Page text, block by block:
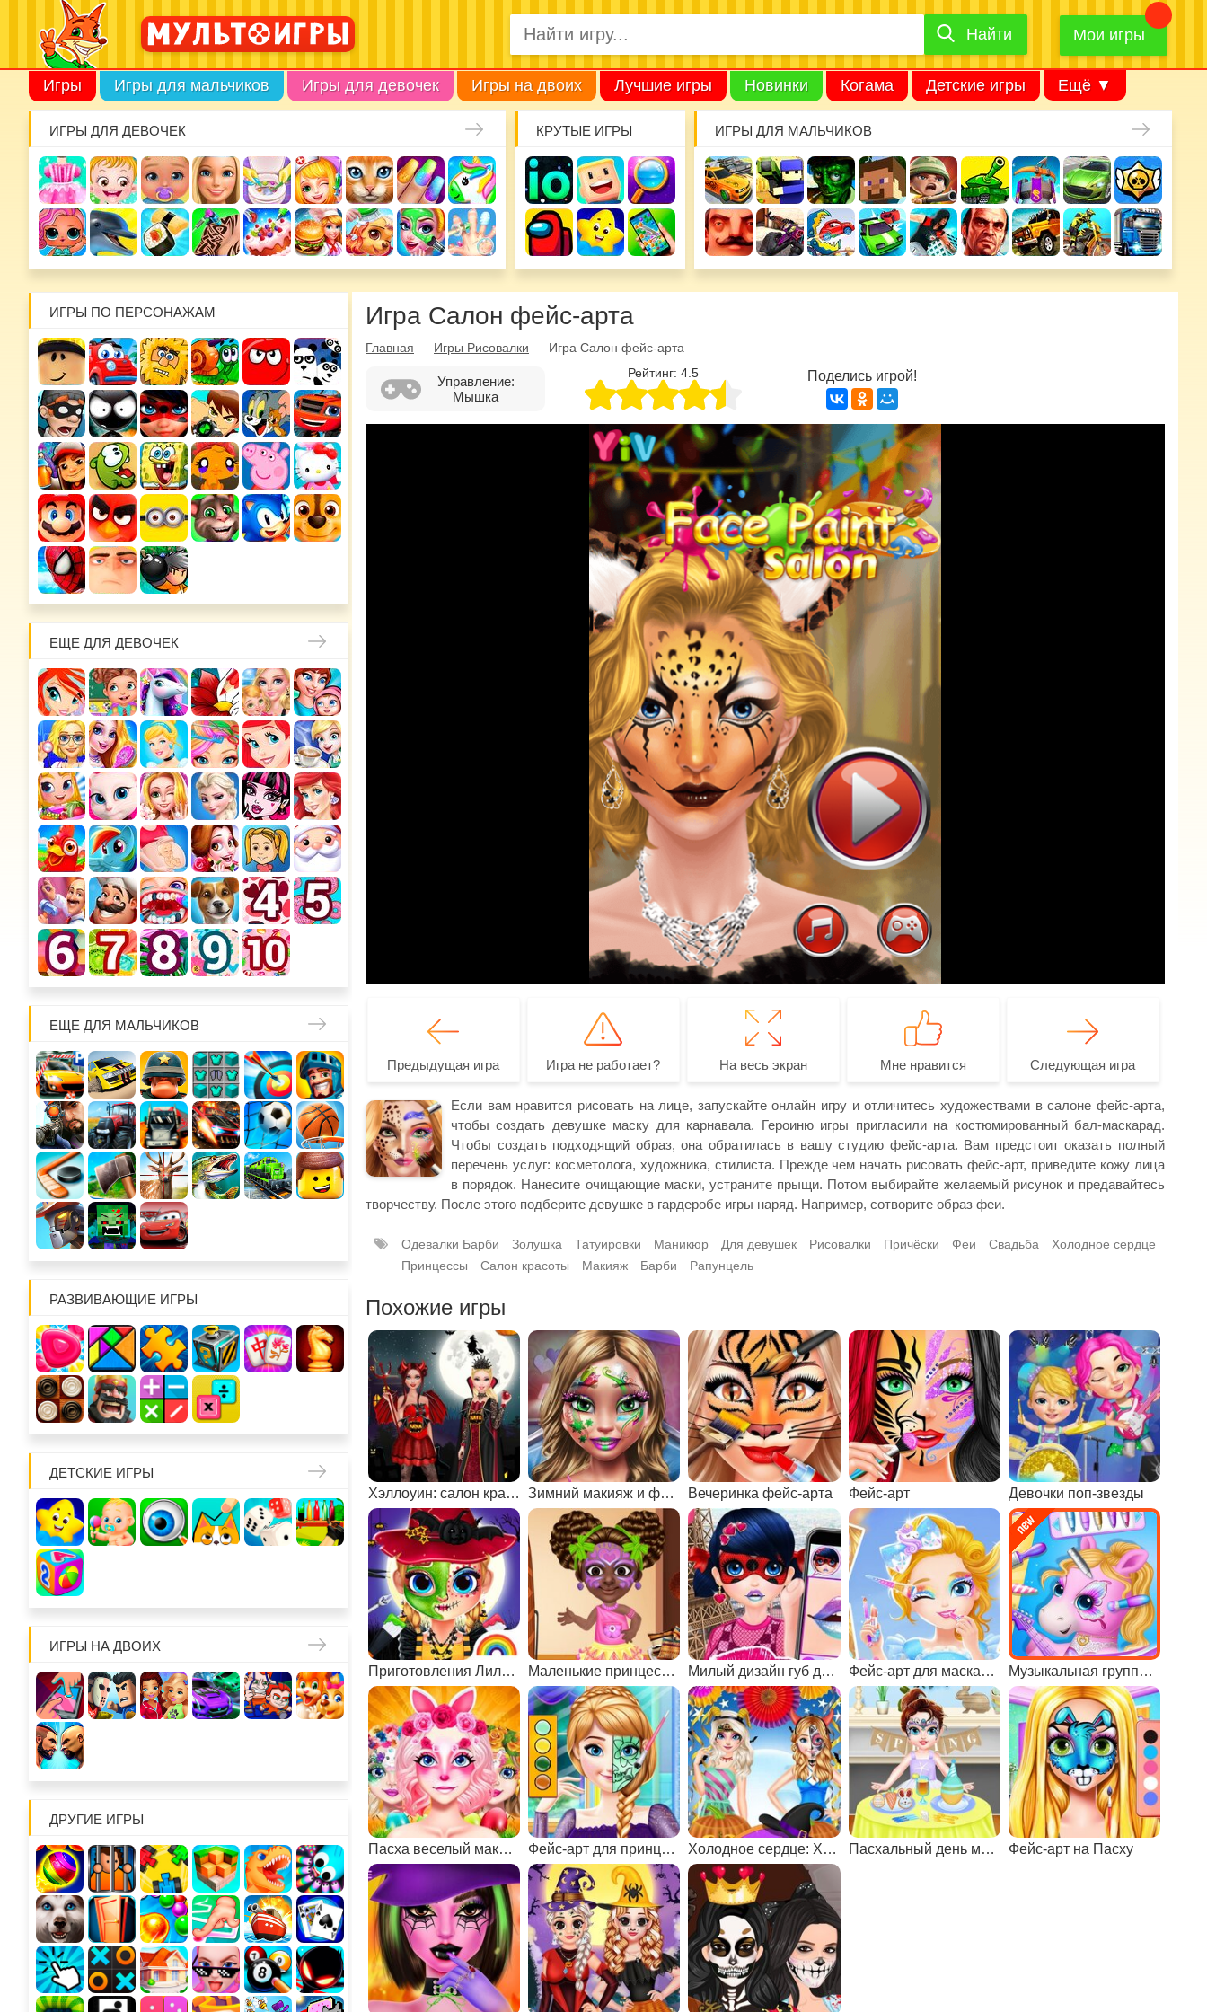
Найти
Найти Мои игры
Игры Игры для мальчиков Игры для девочек Игры на двоих Лучшие игры Новинки Когама Детские игры Ещё ▼
ИГРЫ ДЛЯ ДЕВОЧЕК КРУТЫЕ ИГРЫ ИГРЫ ДЛЯ МАЛЬЧИКОВ
ИГРЫ ПО ПЕРСОНАЖАМ
ЕЩЕ ДЛЯ ДЕВОЧЕК
ЕЩЕ ДЛЯ МАЛЬЧИКОВ
РАЗВИВАЮЩИЕ ИГРЫ
ДЕТСКИЕ ИГРЫ
ИГРЫ НА ДВОИХ
ДРУГИЕ ИГРЫ
Игра Салон фейс-арта
Главная — Игры Рисовалки — Игра Салон фейс-арта
Управление:
Мышка
Рейтинг: 4.5 Поделись игрой!
Предыдущая игра Игра не работает? На весь экран Мне нравится Следующая игра
Если вам нравится рисовать на лице, запускайте онлайн игру и отличитесь художествами в салоне фейс-арта,
чтобы создать девушке маску для карнавала. Героиню игры пригласили на костюмированный бал-маскарад.
Чтобы создать подходящий образ, она обратилась в вашу студию фейс-арта. Вам предстоит оказать полный
перечень услуг: косметолога, художника, стилиста. Прежде чем начать рисовать фейс-арт, приведите кожу лица
в порядок. Нанесите очищающие маски, устраните прыщи. Потом выбирайте желаемый рисунок и предавайтесь
творчеству. После этого подберите девушке в гардеробе игры наряд. Например, сотворите образ феи.
Одевалки Барби Золушка Татуировки Маникюр Для девушек Рисовалки Причёски Феи Свадьба
Холодное сердце
Принцессы
Салон красоты Макияж Барби Рапунцель
Похожие игры
Хэллоуин: салон красоты Зимний макияж и фейс-арт Вечеринка фейс-арта Фейс-арт Девочки поп-звезды
Приготовления Лили к Хэллоуину Маленькие принцессы в салоне красоты Милый дизайн губ для Маринетт Фейс-арт для маскарада Музыкальная группа сестер пони
Пасха веселый макияж Фейс-арт для принцесс Холодное сердце: Хэллоуин Пасхальный день малышки Тейлор Фейс-арт на Пасху